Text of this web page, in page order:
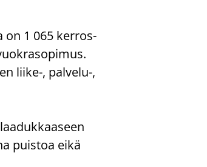
on 1 065 ker­ros­
liike-​, palvelu-​,
puis­toa eikä